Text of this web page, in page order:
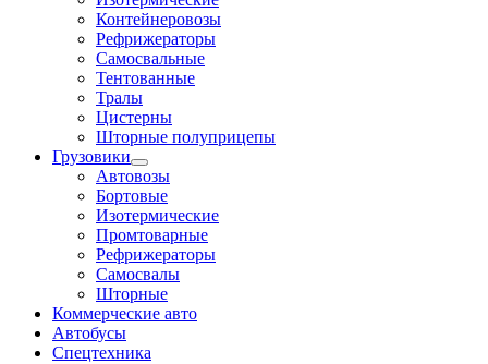
Контейнеровозы
Рефрижераторы
Самосвальные
Тентованные
Тралы
Цистерны
Шторные полуприцепы
Грузовики
Автовозы
Бортовые
Изотермические
Промтоварные
Рефрижераторы
Самосвалы
Шторные
Коммерческие авто
Автобусы
Спецтехника